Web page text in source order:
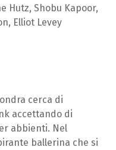
Hutz, Shobu Kapoor,
Elliot Levey
cerca di
accettando di
abbienti. Nel
ballerina che si